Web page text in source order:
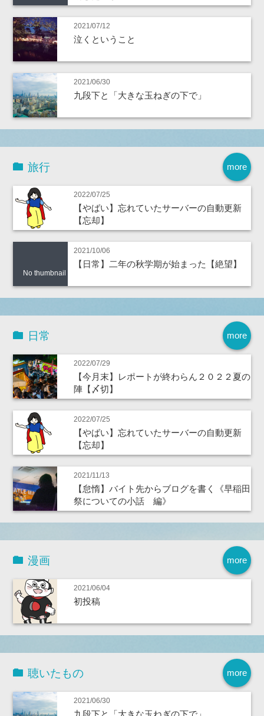
2021/07/12
泣くということ
2021/06/30
九段下と「大きな玉ねぎの下で」
more
旅行
2022/07/25
【やばい】忘れていたサーバーの自動更新
【忘却】
No thumbnail
2021/10/06
【日常】二年の秋学期が始まった【絶望】
more
日常
2022/07/29
【今月末】レポートが終わらん２０２２夏の
陣【〆切】
2022/07/25
【やばい】忘れていたサーバーの自動更新
【忘却】
2021/11/13
【怠惰】バイト先からブログを書く《早稲田
祭についての小話 編》
more
漫画
2021/06/04
初投稿
more
聴いたもの
2021/06/30
九段下と「大きな玉ねぎの下で」